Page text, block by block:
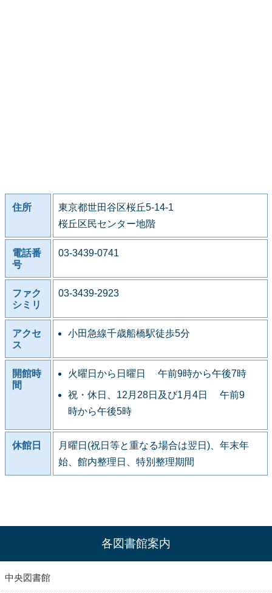
住所
東京都世田谷区桜丘5-14-1
桜丘区民センター地階
電話番
号
03-3439-0741
ファク
シミリ
03-3439-2923
アクセ
ス
小田急線千歳船橋駅徒歩5分
開館時
間
火曜日から日曜日 午前9時から午後7時
祝・休日、12月28日及び1月4日 午前9
時から午後5時
休館日
月曜日(祝日等と重なる場合は翌日)、年末年
始、館内整理日、特別整理期間
各図書館案内
中央図書館